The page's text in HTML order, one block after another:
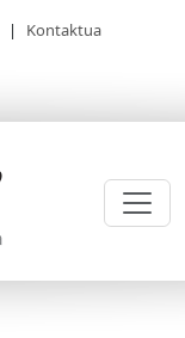
| Kontaktua